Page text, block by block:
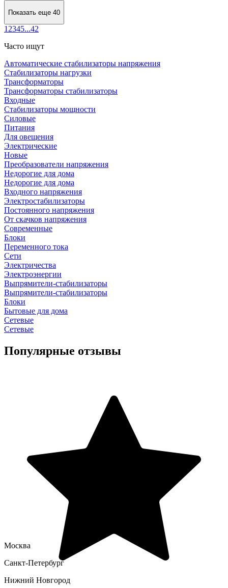
Показать еще 40
1 2345...42
Часто ищут
Автоматические стабилизаторы напряжения
Стабилизаторы нагрузки
Трансформаторы
Трансформаторы стабилизаторы
Входные
Стабилизаторы мощности
Силовые
Питания
Для овещения
Электрические
Новые
Преобразователи напряжения
Недорогие для дома
Недорогие для дома
Входного напряжения
Электростабилизаторы
Постоянного напряжения
От скачков напряжения
Современные
Блоки
Переменного тока
Сети
Электричества
Электроэнергии
Выпрямители-стабилизаторы
Выпрямители-стабилизаторы
Блоки
Бытовые для дома
Сетевые
Сетевые
Популярные отзывы
Москва
Санкт-Петербург
Нижний Новгород